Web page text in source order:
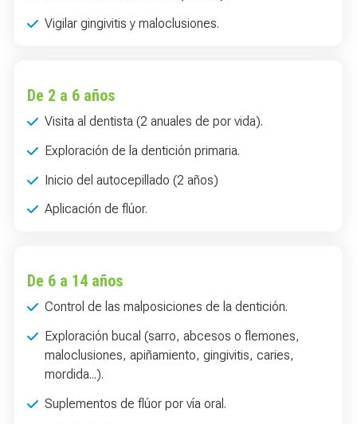
Vigilar gingivitis y maloclusiones.
De 2 a 6 años
Visita al dentista (2 anuales de por vida).
Exploración de la dentición primaria.
Inicio del autocepillado (2 años)
Aplicación de flúor.
De 6 a 14 años
Control de las malposiciones de la dentición.
Exploración bucal (sarro, abcesos o flemones,
maloclusiones, apiñamiento, gingivitis, caries,
mordida...).
Suplementos de flúor por vía oral.